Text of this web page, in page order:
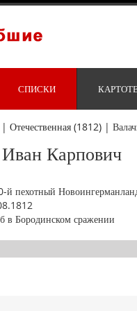
СПИСКИ
| Отечественная (1812) |
Карпович
й пехотный
в Бородинском сражении